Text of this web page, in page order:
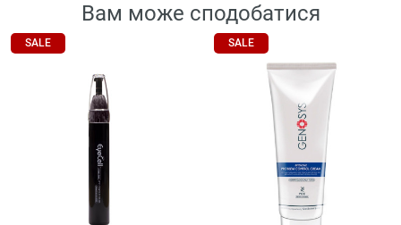
Вам може сподобатися
SALE SALE